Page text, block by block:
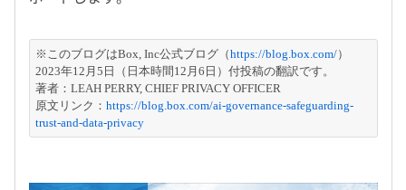
※このブログはBox, Inc公式ブログ（https://blog.box.com/）
2023年12月5日（日本時間12月6日）付投稿の翻訳です。
著者：LEAH PERRY, CHIEF PRIVACY OFFICER
原文リンク： https://blog.box.com/ai-governance-safeguarding-
trust-and-data-privacy